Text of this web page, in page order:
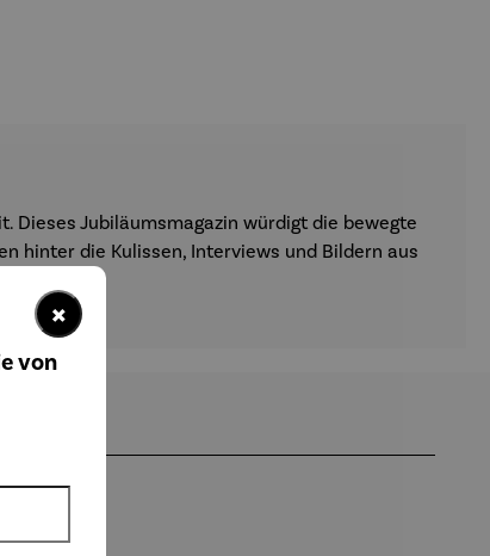
Dieses Jubiläumsmagazin würdigt die bewegte
hinter die Kulissen, Interviews und Bildern aus
×
von